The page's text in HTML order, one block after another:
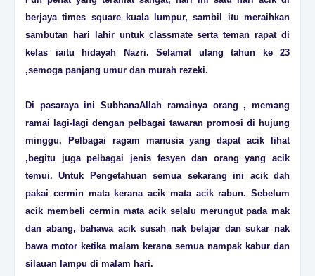
berjaya times square kuala lumpur, sambil itu meraihkan
sambutan hari lahir untuk classmate serta teman rapat di
kelas iaitu hidayah Nazri. Selamat ulang tahun ke 23
,semoga panjang umur dan murah rezeki.
Di pasaraya ini SubhanaAllah ramainya orang , memang
ramai lagi-lagi dengan pelbagai tawaran promosi di hujung
minggu. Pelbagai ragam manusia yang dapat acik lihat
,begitu juga pelbagai jenis fesyen dan orang yang acik
temui. Untuk Pengetahuan semua sekarang ini acik dah
pakai cermin mata kerana acik mata acik rabun. Sebelum
acik membeli cermin mata acik selalu merungut pada mak
dan abang, bahawa acik susah nak belajar dan sukar nak
bawa motor ketika malam kerana semua nampak kabur dan
silauan lampu di malam hari.